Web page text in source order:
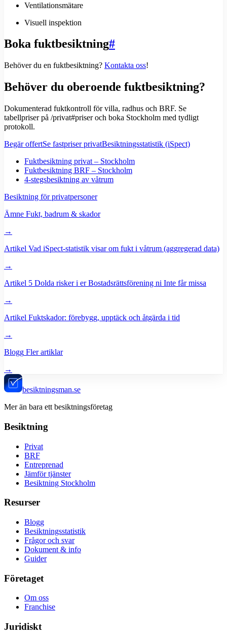
Ventilationsmätare
Visuell inspektion
Boka fuktbesiktning#
Behöver du en fuktbesiktning? Kontakta oss!
Behöver du oberoende fuktbesiktning?
Dokumenterad fuktkontroll för villa, radhus och BRF. Se
tabellpriser på /privat#priser och boka Stockholm med tydligt
protokoll.
Begär offertSe fastpriser privatBesiktningsstatistik (iSpect)
Fuktbesiktning privat – Stockholm
Fuktbesiktning BRF – Stockholm
4-stegsbesiktning av våtrum
Besiktning för privatpersoner
Ämne Fukt, badrum & skador
→
Artikel Vad iSpect-statistik visar om fukt i våtrum (aggregerad data)
→
Artikel 5 Dolda risker i er Bostadsrättsförening ni Inte får missa
→
Artikel Fuktskador: förebygg, upptäck och åtgärda i tid
→
Blogg Fler artiklar
→
besiktningsman.se
Mer än bara ett besiktningsföretag
Besiktning
Privat
BRF
Entreprenad
Jämför tjänster
Besiktning Stockholm
Resurser
Blogg
Besiktningsstatistik
Frågor och svar
Dokument & info
Guider
Företaget
Om oss
Franchise
Juridiskt